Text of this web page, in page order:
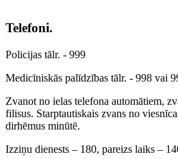
Telefoni.
Policijas tālr. - 999
Medicīniskās palīdzības tālr. - 998 vai
Zvanot no ielas telefona automātiem,
filisus. Starptautiskais zvans no
dirhēmus minūtē.
Izziņu dienests – 180, pareizs laiks –